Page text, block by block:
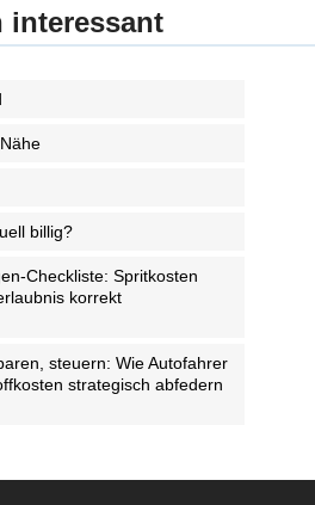
interessant
billig?
Checkliste: Spritkosten
korrekt
steuern: Wie Autofahrer
strategisch abfedern